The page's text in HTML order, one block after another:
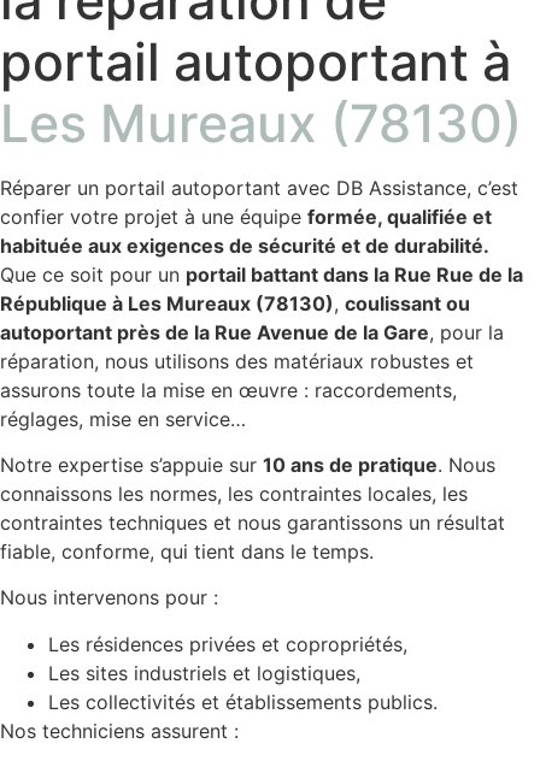
portail autoportant à
Les Mureaux (78130)
Réparer un portail autoportant avec DB Assistance, c’est
confier votre projet à une équipe formée, qualifiée et
habituée aux exigences de sécurité et de durabilité.
Que ce soit pour un portail battant dans la Rue Rue de la
République à Les Mureaux (78130), coulissant ou
autoportant près de la Rue Avenue de la Gare, pour la
réparation, nous utilisons des matériaux robustes et
assurons toute la mise en œuvre : raccordements,
réglages, mise en service…
Notre expertise s’appuie sur 10 ans de pratique. Nous
connaissons les normes, les contraintes locales, les
contraintes techniques et nous garantissons un résultat
fiable, conforme, qui tient dans le temps.
Nous intervenons pour :
Les résidences privées et copropriétés,
Les sites industriels et logistiques,
Les collectivités et établissements publics.
Nos techniciens assurent :